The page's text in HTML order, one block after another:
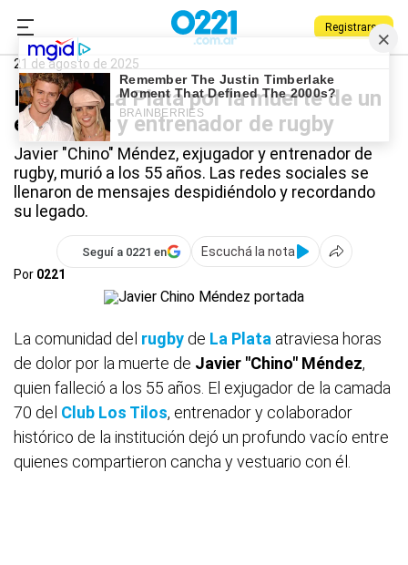
Registrarse
0221.com.ar
La Plata
21 de agosto de 2025
Dolor en La Plata por la muerte de un
exjugador y entrenador de rugby
Javier "Chino" Méndez, exjugador y entrenador de
rugby, murió a los 55 años. Las redes sociales se
llenaron de mensajes despidiéndolo y recordando
su legado.
Seguí a 0221 en
Escuchá la nota
Por 0221
La comunidad del rugby de La Plata atraviesa horas
de dolor por la muerte de Javier "Chino" Méndez,
quien falleció a los 55 años. El exjugador de la camada
70 del Club Los Tilos, entrenador y colaborador
histórico de la institución dejó un profundo vacío entre
quienes compartieron cancha y vestuario con él.